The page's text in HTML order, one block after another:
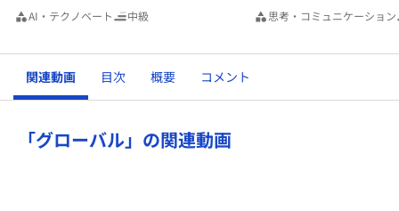
AI・テクノベート 中級 思考・コミュニケーション
関連動画 目次 概要 コメント
「グローバル」の関連動画